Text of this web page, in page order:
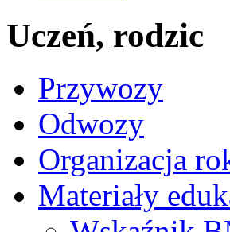
Uczeń, rodzic
Przywozy
Odwozy
Organizacja
Materiały